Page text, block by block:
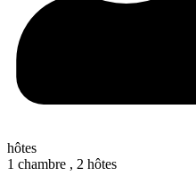
hôtes
1 chambre , 2 hôtes